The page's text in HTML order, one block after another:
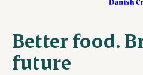
Better food.
future